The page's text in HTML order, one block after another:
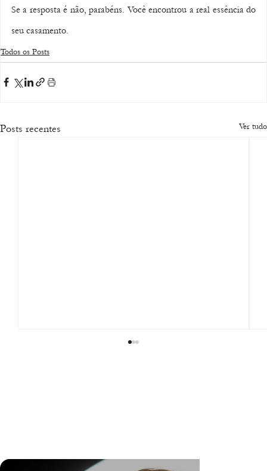
Se a resposta é não, parabéns. Você encontrou a real essência do
seu casamento.
Todos os Posts
Posts recentes Ver tudo